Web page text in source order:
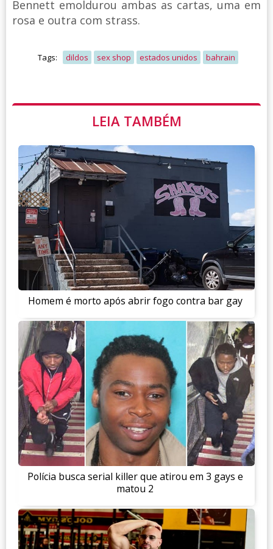
Bennett emoldurou ambas as cartas, uma em
rosa e outra com strass.
Tags: dildos sex shop estados unidos bahrain
LEIA TAMBÉM
Homem é morto após abrir fogo contra bar gay
Polícia busca serial killer que atirou em 3 gays e
matou 2